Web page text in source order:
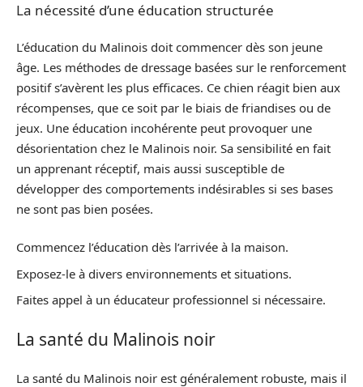
La nécessité d’une éducation structurée
L’éducation du Malinois doit commencer dès son jeune
âge. Les méthodes de dressage basées sur le renforcement
positif s’avèrent les plus efficaces. Ce chien réagit bien aux
récompenses, que ce soit par le biais de friandises ou de
jeux. Une éducation incohérente peut provoquer une
désorientation chez le Malinois noir. Sa sensibilité en fait
un apprenant réceptif, mais aussi susceptible de
développer des comportements indésirables si ses bases
ne sont pas bien posées.
Commencez l’éducation dès l’arrivée à la maison.
Exposez-le à divers environnements et situations.
Faites appel à un éducateur professionnel si nécessaire.
La santé du Malinois noir
La santé du Malinois noir est généralement robuste, mais il